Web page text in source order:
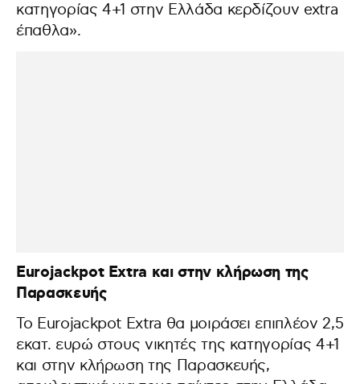
κατηγορίας 4+1 στην Ελλάδα κερδίζουν extra
έπαθλα».
Eurojackpot Extra και στην κλήρωση της
Παρασκευής
Το Eurojackpot Extra θα μοιράσει επιπλέον 2,5
εκατ. ευρώ στους νικητές της κατηγορίας 4+1
και στην κλήρωση της Παρασκευής,